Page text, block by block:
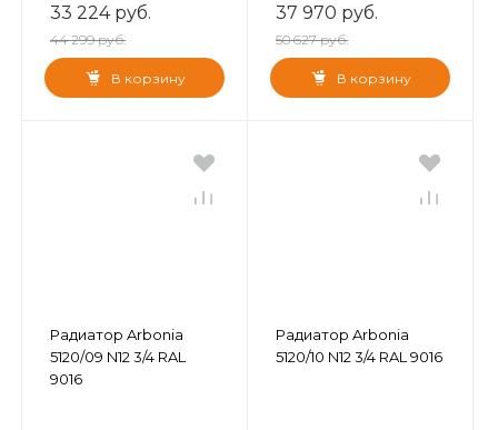
33 224 руб.
44 299 руб.
В корзину
37 970 руб.
50 627 руб.
В корзину
Радиатор Arbonia
5120/09 N12 3/4 RAL
9016
Радиатор Arbonia
5120/10 N12 3/4 RAL 9016